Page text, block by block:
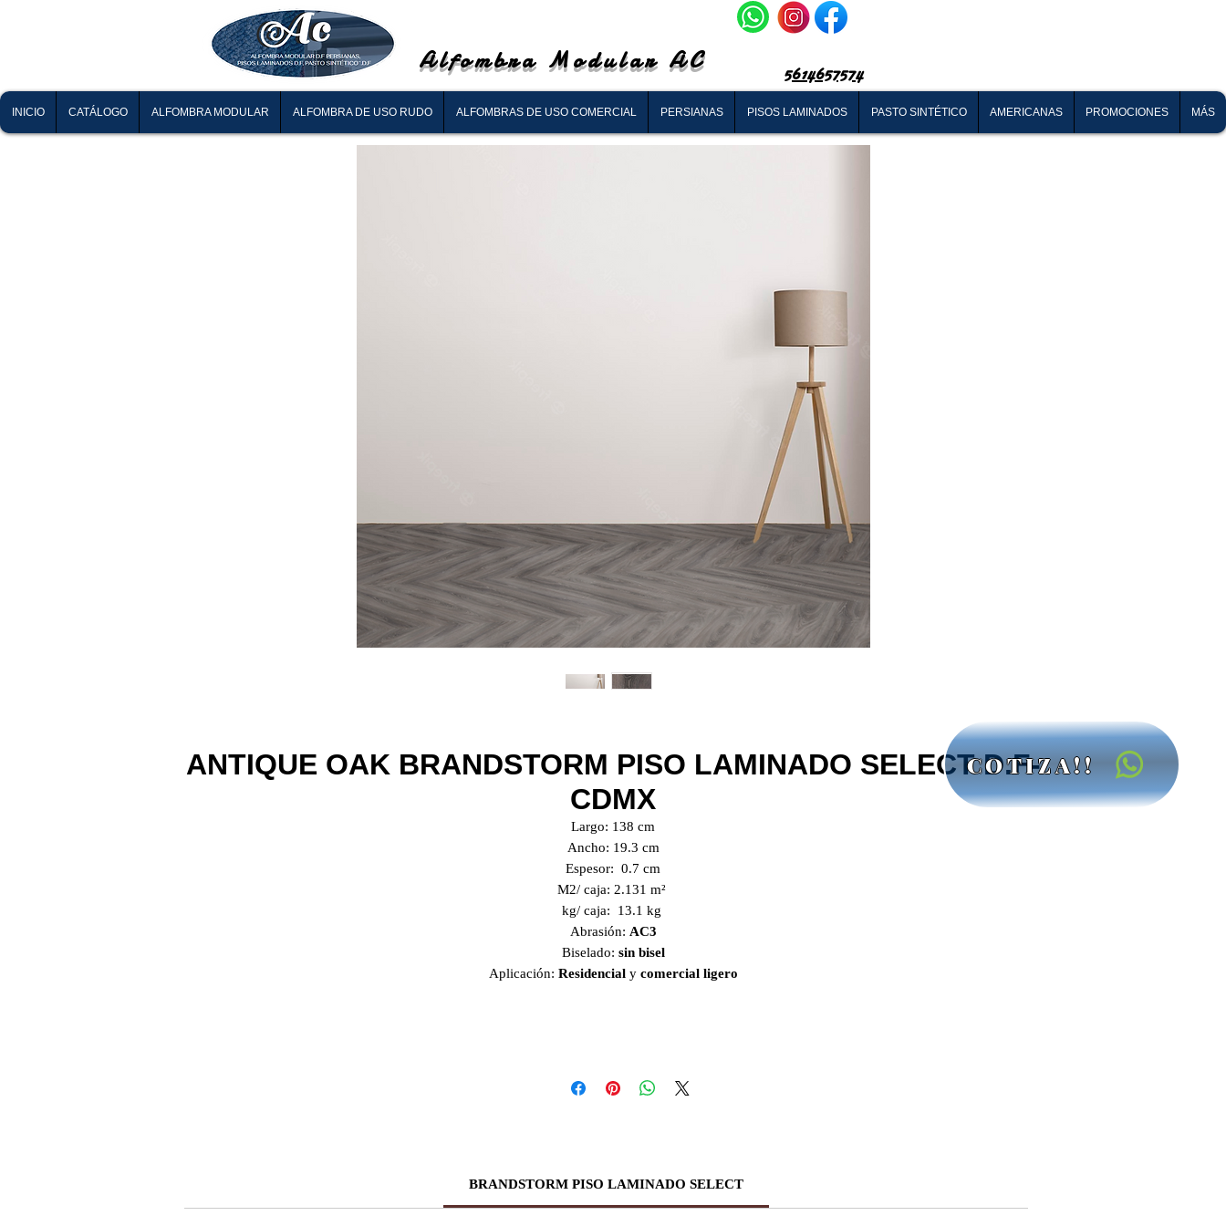
Alfombra Modular AC 5614657574
INICIO CATÁLOGO ALFOMBRA MODULAR ALFOMBRA DE USO RUDO ALFOMBRAS DE USO COMERCIAL PERSIANAS PISOS LAMINADOS PASTO SINTÉTICO AMERICANAS PROMOCIONES MÁS
COTIZA!!
ANTIQUE OAK BRANDSTORM PISO LAMINADO SELECT D.F-
CDMX
Largo: 138 cm
Ancho: 19.3 cm
Espesor: 0.7 cm
M2/ caja: 2.131 m²
kg/ caja: 13.1 kg
Abrasión: AC3
Biselado: sin bisel
Aplicación: Residencial y comercial ligero
BRANDSTORM PISO LAMINADO SELECT